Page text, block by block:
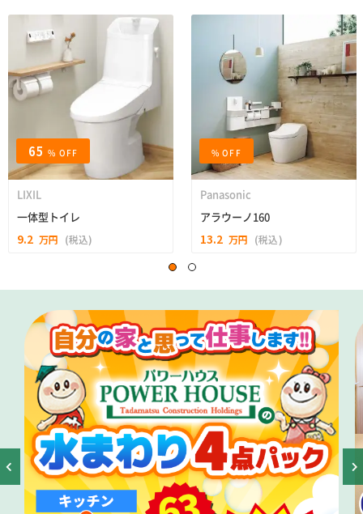
65% OFF
LIXIL
一体型トイレ
9.2 万円 (税込)
% OFF
Panasonic
アラウーノ160
13.2 万円 (税込)